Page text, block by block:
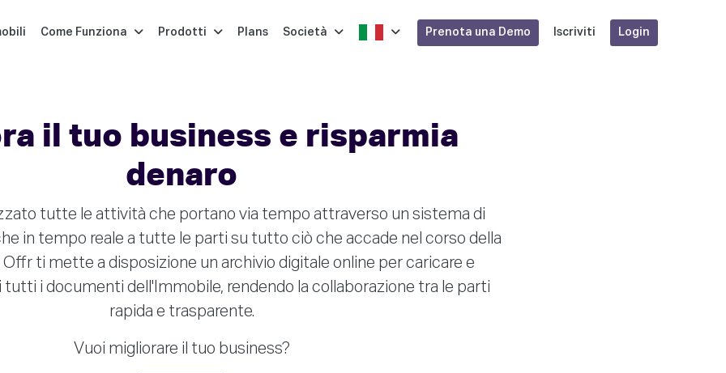
Come Funziona Prodotti Plans Società Prenota una Demo Iscriviti Login
il tuo business e risparmia
denaro
tutte le attività che portano via tempo attraverso un sistema di
in tempo reale a tutte le parti su tutto ciò che accade nel corso della
ti mette a disposizione un archivio digitale online per caricare e
tutti i documenti dell'Immobile, rendendo la collaborazione tra le parti
rapida e trasparente.
Vuoi migliorare il tuo business?